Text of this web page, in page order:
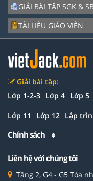
GIẢI BÀI TẬP SGK &
TÀI LIỆU GIÁO VIÊN
Giải bài tập:
Lớp 1-2-3 Lớp 4 Lớp 5
Lớp 11 Lớp 12 Lập
Chính sách
Liên hệ với chúng tôi
Tầng 2, G4 - G5 Tòa